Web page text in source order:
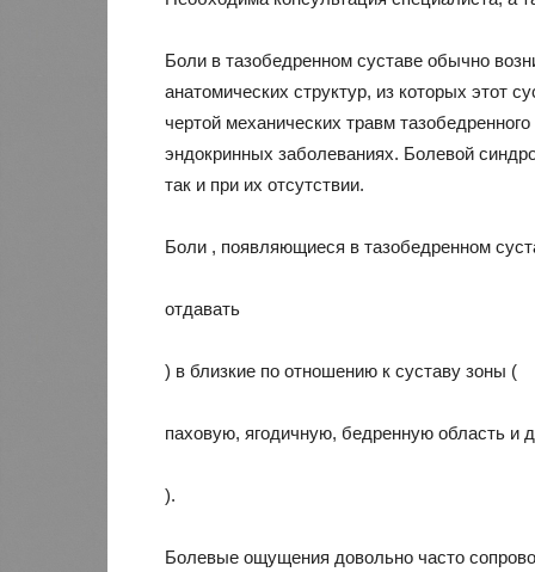
Боли в тазобедренном суставе обычно
анатомических структур, из которых этот
чертой механических травм
эндокринных заболеваниях. Болевой
так и при их отсутствии.
Боли , появляющиеся в тазобедренном
отдавать
) в близкие по отношению к суставу зоны (
паховую, ягодичную, бедренную область и
).
Болевые ощущения довольно часто